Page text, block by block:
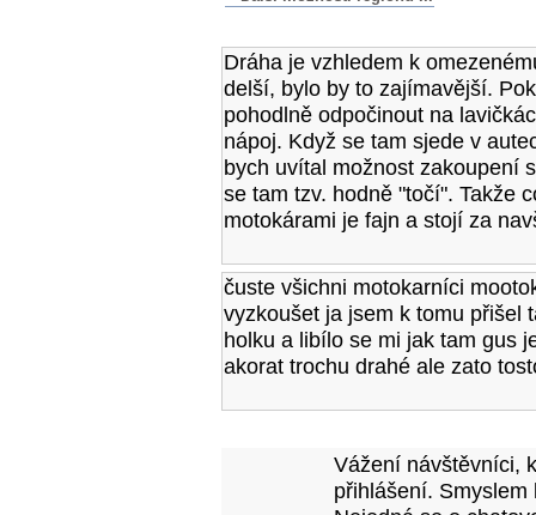
Dráha je vzhledem k
delší, bylo by to zajímavější.
pohodlně odpočinout na
nápoj. Když se tam sjede v
bych uvítal možnost zakoupení
se tam tzv. hodně "točí". Takže
motokárami je fajn a stojí za
čuste všichni motokarníci
vyzkoušet ja jsem k tomu přišel
holku a libílo se mi jak tam gus
akorat trochu drahé ale zato
Vážení návštěvníci,
přihlášení.